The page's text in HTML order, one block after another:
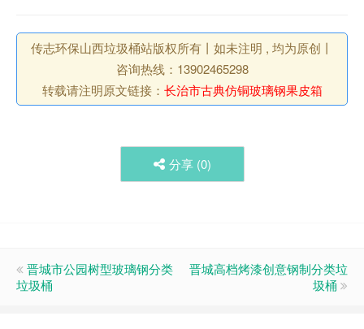
传志环保山西垃圾桶站版权所有丨如未注明 , 均为原创丨
咨询热线：13902465298
转载请注明原文链接： 长治市古典仿铜玻璃钢果皮箱
分享 (0)
晋城市公园树型玻璃钢分类
垃圾桶
晋城高档烤漆创意钢制分类垃
圾桶